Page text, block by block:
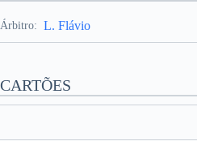
Árbitro: L. Flávio
CARTÕES